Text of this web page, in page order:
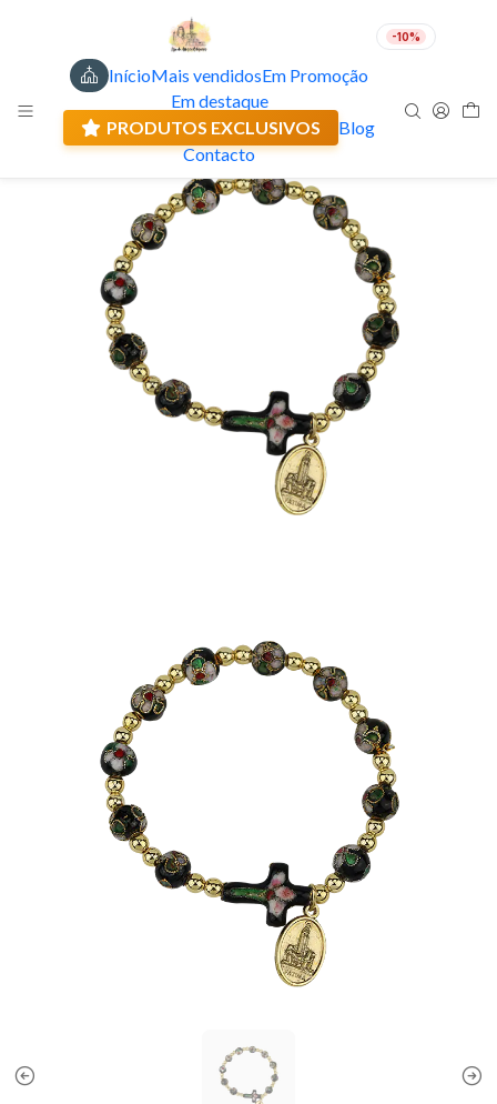
-10%
InícioMais vendidosEm Promoção
Em destaque
PRODUTOS EXCLUSIVOS
Blog
Contacto
EUR